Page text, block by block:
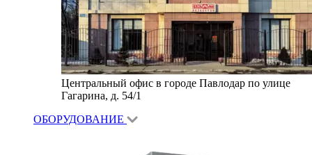
Центральный офис в городе Павлодар по улице
Гагарина, д. 54/1
ОБОРУДОВАНИЕ